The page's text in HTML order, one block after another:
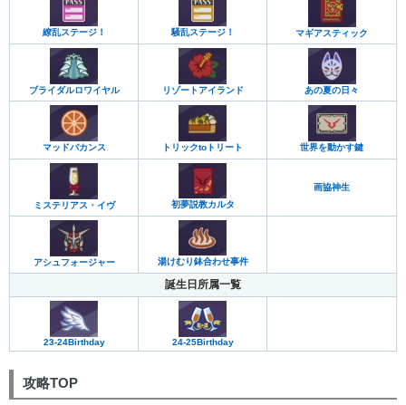
繚乱ステージ！ 騒乱ステージ！ マギアスティック
ブライダルロワイヤル リゾートアイランド あの夏の日々
マッドバカンス トリックtoトリート 世界を動かす鍵
ミステリアス・イヴ 初夢説教カルタ
画協神生
アシュフォージャー 湯けむり鉢合わせ事件
誕生日所属一覧
23-24Birthday 24-25Birthday
攻略TOP